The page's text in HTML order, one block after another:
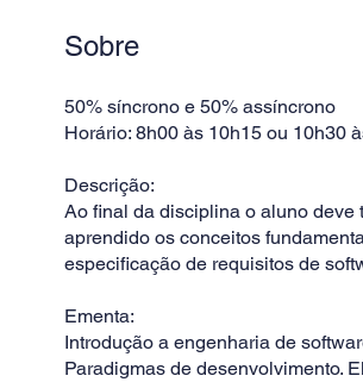
Sobre
50% síncrono e 50% assíncrono
Horário: 8h00 às 10h15 ou 10h30
Descrição:
Ao final da disciplina o aluno deve
aprendido os conceitos
especificação de requisitos de
Ementa:
Introdução a engenharia de
Paradigmas de desenvolvimento.